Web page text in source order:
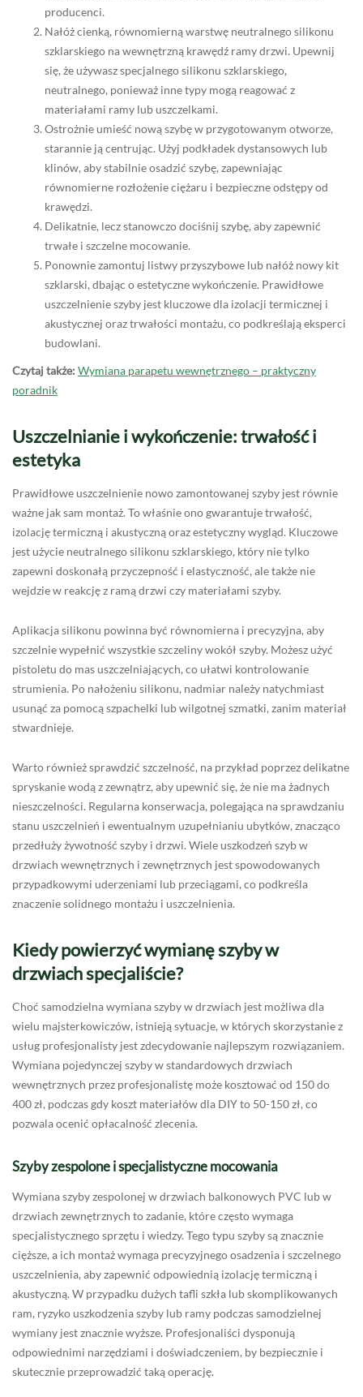
producenci.
Nałóż cienką, równomierną warstwę neutralnego silikonu
szklarskiego na wewnętrzną krawędź ramy drzwi. Upewnij
się, że używasz specjalnego silikonu szklarskiego,
neutralnego, ponieważ inne typy mogą reagować z
materiałami ramy lub uszczelkami.
Ostrożnie umieść nową szybę w przygotowanym otworze,
starannie ją centrując. Użyj podkładek dystansowych lub
klinów, aby stabilnie osadzić szybę, zapewniając
równomierne rozłożenie ciężaru i bezpieczne odstępy od
krawędzi.
Delikatnie, lecz stanowczo dociśnij szybę, aby zapewnić
trwałe i szczelne mocowanie.
Ponownie zamontuj listwy przyszybowe lub nałóż nowy kit
szklarski, dbając o estetyczne wykończenie. Prawidłowe
uszczelnienie szyby jest kluczowe dla izolacji termicznej i
akustycznej oraz trwałości montażu, co podkreślają eksperci
budowlani.
Czytaj także: Wymiana parapetu wewnętrznego – praktyczny
poradnik
Uszczelnianie i wykończenie: trwałość i
estetyka
Prawidłowe uszczelnienie nowo zamontowanej szyby jest równie
ważne jak sam montaż. To właśnie ono gwarantuje trwałość,
izolację termiczną i akustyczną oraz estetyczny wygląd. Kluczowe
jest użycie neutralnego silikonu szklarskiego, który nie tylko
zapewni doskonałą przyczepność i elastyczność, ale także nie
wejdzie w reakcję z ramą drzwi czy materiałami szyby.
Aplikacja silikonu powinna być równomierna i precyzyjna, aby
szczelnie wypełnić wszystkie szczeliny wokół szyby. Możesz użyć
pistoletu do mas uszczelniających, co ułatwi kontrolowanie
strumienia. Po nałożeniu silikonu, nadmiar należy natychmiast
usunąć za pomocą szpachelki lub wilgotnej szmatki, zanim materiał
stwardnieje.
Warto również sprawdzić szczelność, na przykład poprzez delikatne
spryskanie wodą z zewnątrz, aby upewnić się, że nie ma żadnych
nieszczelności. Regularna konserwacja, polegająca na sprawdzaniu
stanu uszczelnień i ewentualnym uzupełnianiu ubytków, znacząco
przedłuży żywotność szyby i drzwi. Wiele uszkodzeń szyb w
drzwiach wewnętrznych i zewnętrznych jest spowodowanych
przypadkowymi uderzeniami lub przeciągami, co podkreśla
znaczenie solidnego montażu i uszczelnienia.
Kiedy powierzyć wymianę szyby w
drzwiach specjaliście?
Choć samodzielna wymiana szyby w drzwiach jest możliwa dla
wielu majsterkowiczów, istnieją sytuacje, w których skorzystanie z
usług profesjonalisty jest zdecydowanie najlepszym rozwiązaniem.
Wymiana pojedynczej szyby w standardowych drzwiach
wewnętrznych przez profesjonalistę może kosztować od 150 do
400 zł, podczas gdy koszt materiałów dla DIY to 50-150 zł, co
pozwala ocenić opłacalność zlecenia.
Szyby zespolone i specjalistyczne mocowania
Wymiana szyby zespolonej w drzwiach balkonowych PVC lub w
drzwiach zewnętrznych to zadanie, które często wymaga
specjalistycznego sprzętu i wiedzy. Tego typu szyby są znacznie
cięższe, a ich montaż wymaga precyzyjnego osadzenia i szczelnego
uszczelnienia, aby zapewnić odpowiednią izolację termiczną i
akustyczną. W przypadku dużych tafli szkła lub skomplikowanych
ram, ryzyko uszkodzenia szyby lub ramy podczas samodzielnej
wymiany jest znacznie wyższe. Profesjonaliści dysponują
odpowiednimi narzędziami i doświadczeniem, by bezpiecznie i
skutecznie przeprowadzić taką operację.